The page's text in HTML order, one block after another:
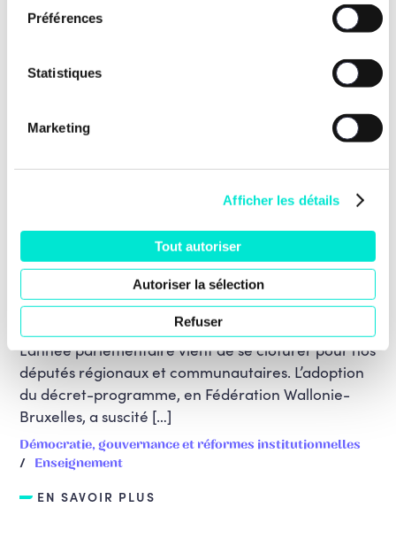
Préférences
Statistiques
Marketing
Afficher les détails
Tout autoriser
Autoriser la sélection
Refuser
Le vote du décret-programme au
Parlement de la Fédération Wallonie-
Bruxelles : un déni de démocratie,
vraiment ?
L’année parlementaire vient de se clôturer pour nos
députés régionaux et communautaires. L’adoption
du décret-programme, en Fédération Wallonie-
Bruxelles, a suscité […]
Démocratie, gouvernance et réformes institutionnelles
Enseignement
EN SAVOIR PLUS